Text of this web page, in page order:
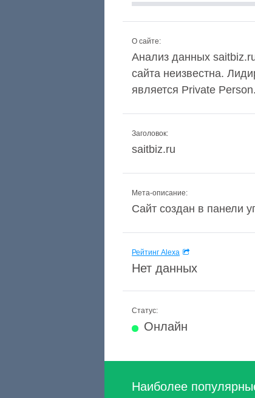
О сайте:
Анализ данных
сайта неизвестна.
является Private Person.
Заголовок:
saitbiz.ru
Мета-описание:
Сайт создан в панели
Рейтинг Alexa
Нет данных
Статус:
Онлайн
Наиболее